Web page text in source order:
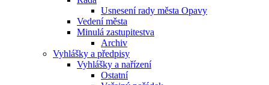
Usnesení rady města Opavy
Vedení města
Minulá zastupitestva
Archiv
Vyhlášky a předpisy
Vyhlášky a nařízení
Ostatní